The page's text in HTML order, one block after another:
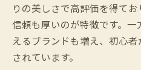
りの美しさで高評価を得て
信頼も厚いのが特徴です。
えるブランドも増え、初心
されています。